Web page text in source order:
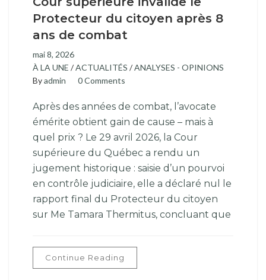
Protecteur du citoyen après 8
ans de combat
mai 8, 2026
À LA UNE /ACTUALITÉS /ANALYSES - OPINIONS
Byadmin 0 Comments
Après des années de combat, l’avocate
émérite obtient gain de cause – mais à
quel prix ? Le 29 avril 2026, la Cour
supérieure du Québec a rendu un
jugement historique : saisie d’un pourvoi
en contrôle judiciaire, elle a déclaré nul le
rapport final du Protecteur du citoyen
sur Me Tamara Thermitus, concluant que
Continue Reading